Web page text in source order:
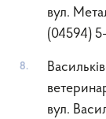
вул.
(04594)
вул.